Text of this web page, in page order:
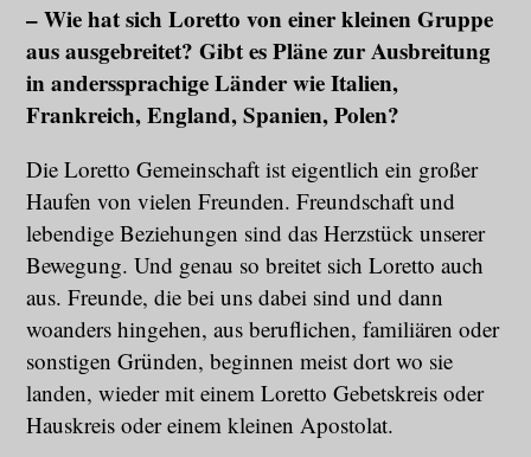
– Wie hat sich Loretto von einer kleinen Gruppe
aus ausgebreitet? Gibt es Pläne zur Ausbreitung
in anderssprachige Länder wie Italien,
Frankreich, England, Spanien, Polen?
Die Loretto Gemeinschaft ist eigentlich ein großer
Haufen von vielen Freunden. Freundschaft und
lebendige Beziehungen sind das Herzstück unserer
Bewegung. Und genau so breitet sich Loretto auch
aus. Freunde, die bei uns dabei sind und dann
woanders hingehen, aus beruflichen, familiären oder
sonstigen Gründen, beginnen meist dort wo sie
landen, wieder mit einem Loretto Gebetskreis oder
Hauskreis oder einem kleinen Apostolat.